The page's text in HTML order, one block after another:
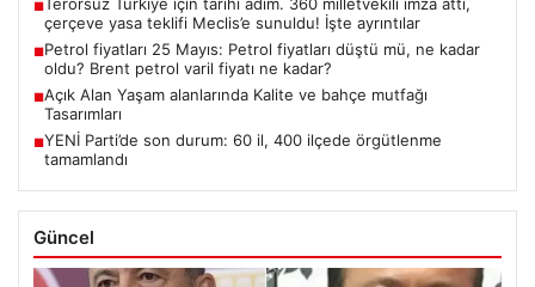
■Terörsüz Türkiye için tarihi adım. 360 milletvekili imza attı,
çerçeve yasa teklifi Meclis’e sunuldu! İşte ayrıntılar
■Petrol fiyatları 25 Mayıs: Petrol fiyatları düştü mü, ne kadar
oldu? Brent petrol varil fiyatı ne kadar?
■Açık Alan Yaşam alanlarında Kalite ve bahçe mutfağı
Tasarımları
■YENİ Parti’de son durum: 60 il, 400 ilçede örgütlenme
tamamlandı
Güncel